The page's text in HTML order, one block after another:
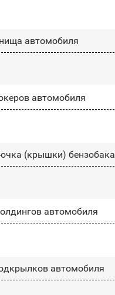
автомобиля
автомобиля
(крышки) бензобака
автомобиля
автомобиля